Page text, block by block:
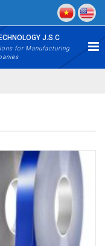
J.S.C
for Manufacturing